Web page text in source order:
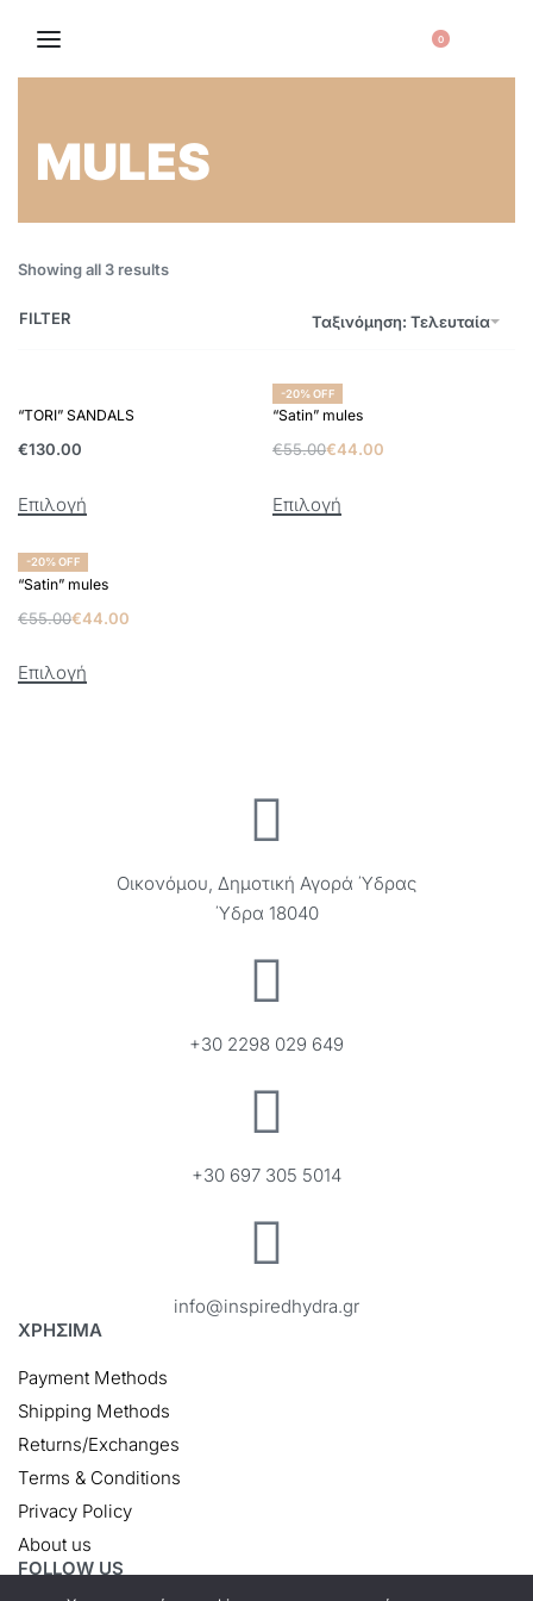
0
MULES
Showing all 3 results
Ταξινόμηση: Τελευταία
FILTER
“TORI” SANDALS
€130.00
Επιλογή
-20% OFF
“Satin” mules
€55.00€44.00
Επιλογή
-20% OFF
“Satin” mules
€55.00€44.00
Επιλογή
Οικονόμου, Δημοτική Αγορά Ύδρας
Ύδρα 18040
+30 2298 029 649
+30 697 305 5014
info@inspiredhydra.gr
ΧΡΗΣΙΜΑ
Payment Methods
Shipping Methods
Returns/Exchanges
Terms & Conditions
Privacy Policy
About us
FOLLOW US